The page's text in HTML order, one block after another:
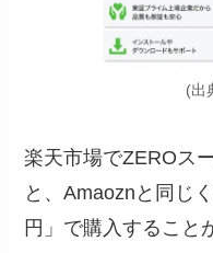
(出
楽天市場でZEROス
と、Amaoznと同じ
円」で購入すること